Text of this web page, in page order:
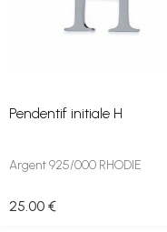
Pendentif initiale H
Argent 925/000 RHODIE
25.00 €